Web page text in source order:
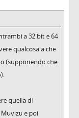
a 32 bit e 64
qualcosa a che
(supponendo che
quella di
e poi